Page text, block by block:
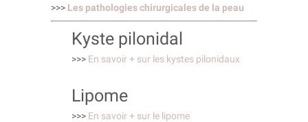
>>> Les pathologies chirurgicales de la peau
Kyste pilonidal
>>> En savoir + sur les kystes pilonidaux
Lipome
>>> En savoir + sur le lipome